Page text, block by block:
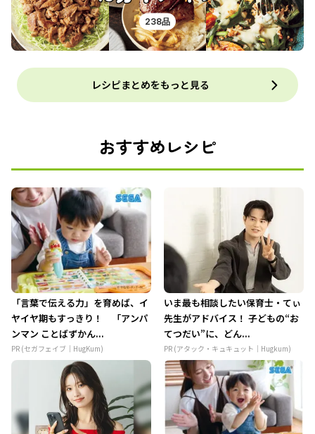
238品
レシピまとめをもっと見る
おすすめレシピ
「言葉で伝える力」を育めば、イ
ヤイヤ期もすっきり！ 「アンパ
ンマン ことばずかん...
PR (セガフェイブ｜HugKum)
いま最も相談したい保育士・てぃ
先生がアドバイス！ 子どもの“お
てつだい”に、どん...
PR (アタック・キュキュット｜Hugkum)